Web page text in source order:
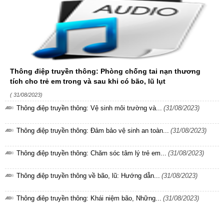
Thông điệp truyền thông: Phòng chống tai nạn thương
tích cho trẻ em trong và sau khi có bão, lũ lụt
( 31/08/2023)
Thông điệp truyền thông: Vệ sinh môi trường và... (31/08/2023)
Thông điệp truyền thông: Đảm bảo vệ sinh an toàn... (31/08/2023)
Thông điệp truyền thông: Chăm sóc tâm lý trẻ em... (31/08/2023)
Thông điệp truyền thông về bão, lũ: Hướng dẫn... (31/08/2023)
Thông điêp truyền thông: Khái niệm bão, Những... (31/08/2023)